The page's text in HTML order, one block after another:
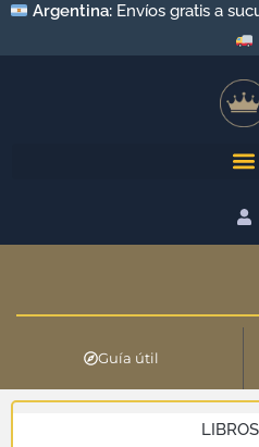
Argentina: Envíos gratis a
Guía útil
LIBROS